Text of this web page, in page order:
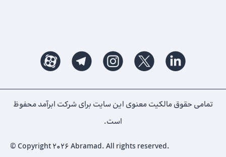
تمامی حقوق مالکیت معنوی این ‌سایت برای شرکت ابرآمد محفوظ
است.
© Copyright 2026 Abramad. All rights reserved.